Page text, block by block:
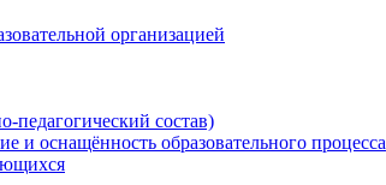
организацией
педагогический состав)
и оснащённость образовательного процесса